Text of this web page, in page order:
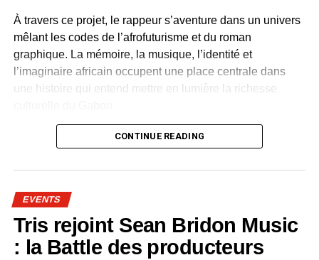
Entertainment, dont la relance autour d’une nouvelle
génération d’artistes peine encore à retrouver l’influence
et le succès de ses grandes années.
WhatsApp
Facebook
X Telegram
Email
>>
À travers ce projet, le rappeur s’aventure dans un univers
mêlant les codes de l’afrofuturisme et du roman
graphique. La mémoire, la musique, l’identité et
l’imaginaire africain occupent une place centrale dans
une histoire qui entend mettre en lumière la richesse
Plusieurs artistes gabonais apparaissent dans l’œuvre.
contemporain du pays. Rap, slam, danse, traditions
autant de visages de la créativité nationale.
Dans « Rap Hero », la culture devient une force positive.
Les mots, la musique et l’art possèdent le pouvoir de
CONTINUE READING
EVENTS
Tris rejoint Sean Bridon Music
: la Battle des producteurs